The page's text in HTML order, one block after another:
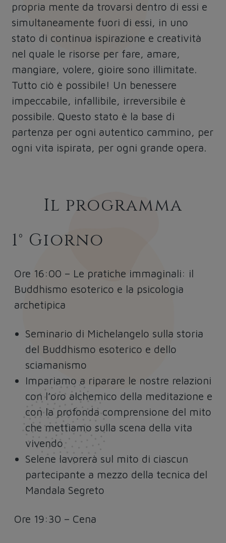
propria mente da trovarsi dentro di essi e
simultaneamente fuori di essi, in uno
stato di continua ispirazione e creatività
nel quale le risorse per fare, amare,
mangiare, volere, gioire sono illimitate.
Tutto ciò è possibile! Un benessere
impeccabile, infallibile, irreversibile è
possibile. Questo stato è la base di
partenza per ogni autentico cammino, per
ogni vita ispirata, per ogni grande opera.
Il programma
1° Giorno
Ore 16:00 – Le pratiche immaginali: il
Buddhismo esoterico e la psicologia
archetipica
Seminario di Michelangelo sulla storia
del Buddhismo esoterico e dello
sciamanismo
Impariamo a riparare le nostre relazioni
con l’oro alchemico della meditazione e
con la profonda comprensione del mito
che mettiamo sulla scena della vita
vivendo
Selene lavorerà sul mito di ciascun
partecipante a mezzo della tecnica del
Mandala Segreto
Ore 19:30 – Cena